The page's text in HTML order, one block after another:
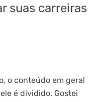
suas carreiras
o conteúdo em geral
é dividido. Gostei